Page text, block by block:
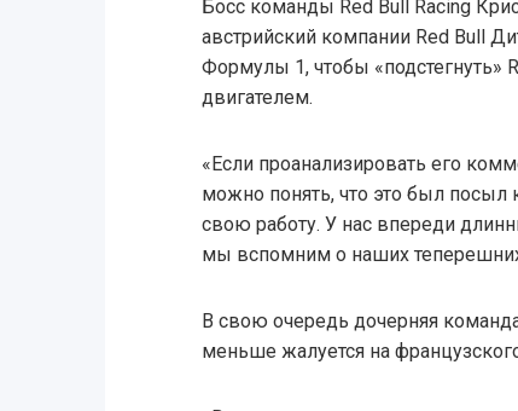
Босс команды Red Bull Racing
австрийский компании Red Bull
Формулы 1, чтобы «подстегнуть»
двигателем.
«Если проанализировать его
можно понять, что это был посыл
свою работу. У нас впереди
мы вспомним о наших
В свою очередь дочерняя
меньше жалуется на